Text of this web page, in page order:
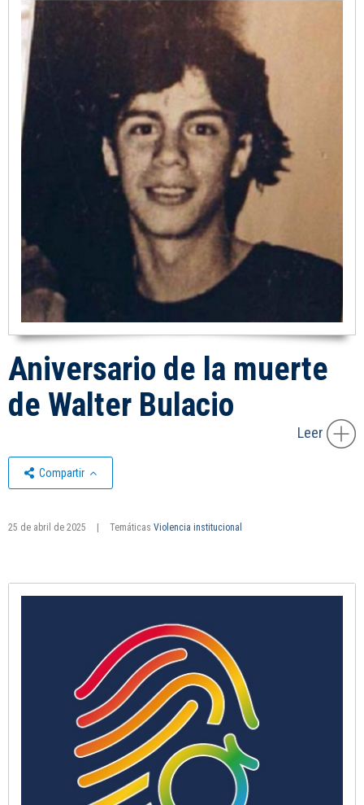
Aniversario de la muerte
de Walter Bulacio
Leer
Compartir
25 de abril de 2025 Temáticas Violencia institucional